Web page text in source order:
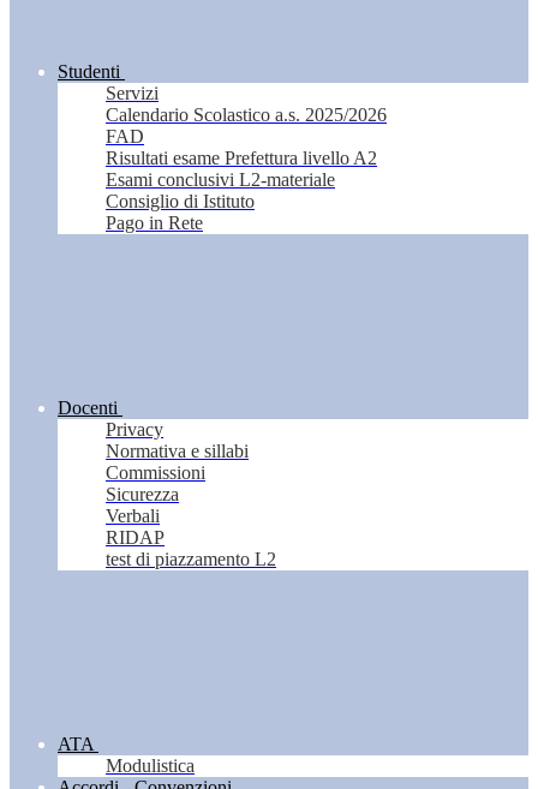
Studenti
Servizi
Calendario Scolastico a.s. 2025/2026
FAD
Risultati esame Prefettura livello A2
Esami conclusivi L2-materiale
Consiglio di Istituto
Pago in Rete
Docenti
Privacy
Normativa e sillabi
Commissioni
Sicurezza
Verbali
RIDAP
test di piazzamento L2
ATA
Modulistica